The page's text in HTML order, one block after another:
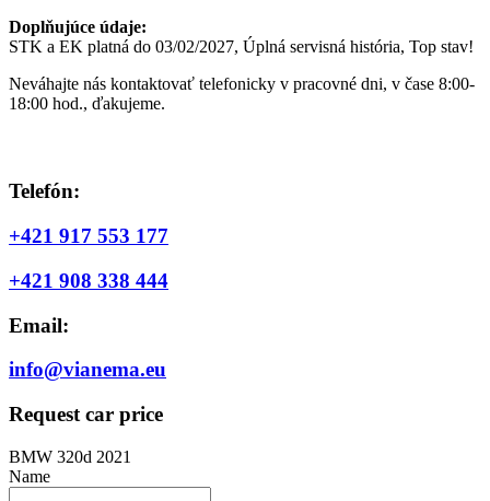
Doplňujúce údaje:
STK a EK platná do 03/02/2027, Úplná servisná história, Top stav!
Neváhajte nás kontaktovať telefonicky v pracovné dni, v čase 8:00-
18:00 hod., ďakujeme.
Telefón:
+421 917 553 177
+421 908 338 444
Email:
info@vianema.eu
Request car price
BMW 320d 2021
Name